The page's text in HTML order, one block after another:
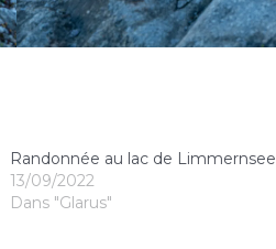
Randonnée au lac de Limmernsee
13/09/2022
Dans "Glarus"